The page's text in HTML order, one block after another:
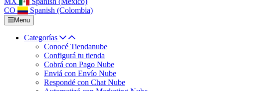
CO
Spanish (Colombia)
Menu
Categorías
Conocé Tiendanube
Configurá tu tienda
Cobrá con Pago Nube
Enviá con Envío Nube
Respondé con Chat Nube